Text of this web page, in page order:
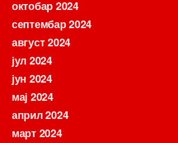
октобар 2024
септембар 2024
август 2024
јул 2024
јун 2024
мај 2024
април 2024
март 2024